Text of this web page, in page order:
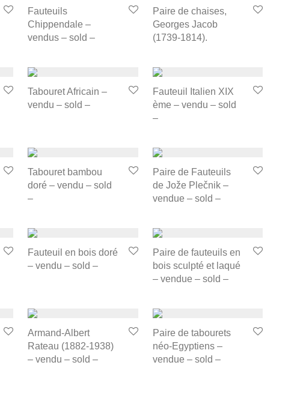
Fauteuils
Chippendale –
vendus – sold –
Paire de chaises,
Georges Jacob
(1739-1814).
Tabouret Africain –
vendu – sold –
Fauteuil Italien XIX
ème – vendu – sold
–
Tabouret bambou
doré – vendu – sold
–
Paire de Fauteuils
de Jože Plečnik –
vendue – sold –
Fauteuil en bois doré
– vendu – sold –
Paire de fauteuils en
bois sculpté et laqué
– vendue – sold –
Armand-Albert
Rateau (1882-1938)
– vendu – sold –
Paire de tabourets
néo-Egyptiens –
vendue – sold –